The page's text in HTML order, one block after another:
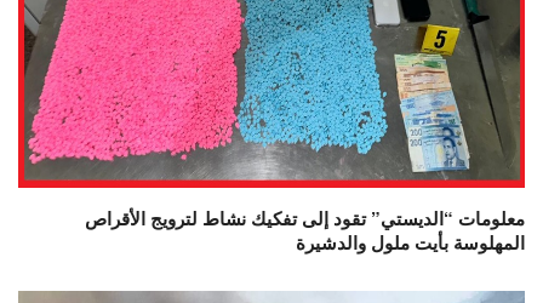
معلومات “الديستي” تقود إلى تفكيك نشاط لترويج الأقراص
المهلوسة بأيت ملول والدشيرة